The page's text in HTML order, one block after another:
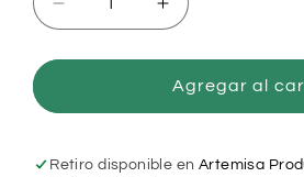
Reducir
cantidad
para
x
cápsulas
Aumentar
cantidad
para
Digestar
x
cápsulas
Agregar al
Retiro disponible en Artemisa